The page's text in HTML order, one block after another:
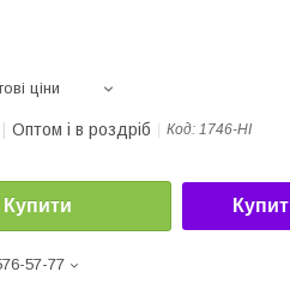
ціни
Оптом і в роздріб Код: 1746-HI
Купити
57-77